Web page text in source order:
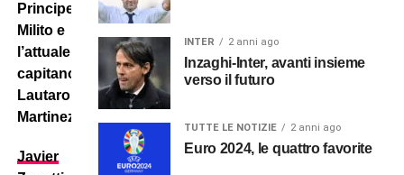
Principe
Milito e
l’attuale
capitano
Lautaro
Martinez.
Javier
INTER 2 anni ago
Inzaghi-Inter, avanti insieme
verso il futuro
TUTTE LE NOTIZIE 2 anni ago
Euro 2024, le quattro favorite